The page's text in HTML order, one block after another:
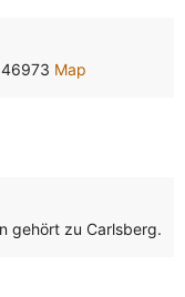
Map
gehört zu Carlsberg.